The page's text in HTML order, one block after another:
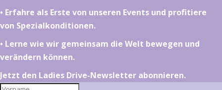
•⁠ ⁠⁠Erfahre als Erste von unseren Events und profitiere
von Spezialkonditionen.
•⁠ ⁠⁠Lerne wie wir gemeinsam die Welt bewegen und
verändern können.
Jetzt den Ladies Drive-Newsletter abonnieren.